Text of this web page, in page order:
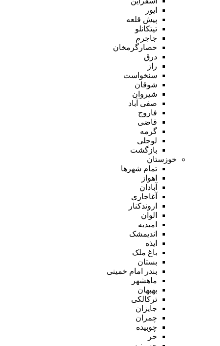
ایور
پیش قلعه
تیتکانلو
جاجرم
حصارگرمخان
درق
راز
سنخواست
شوقان
شیروان
صفی آباد
فاروج
قاضی
گرمه
لوجلی
بازگشت
خوزستان
تمام شهر‌ها
اهواز
آبادان
آغاجاری
اروندکنار
الوان
امیدیه
اندیمشک
ایذه
باغ ملک
بستان
بندر امام خمینی
ماهشهر
بهبهان
ترکالکی
جایزان
چمران
چوبیده
حر